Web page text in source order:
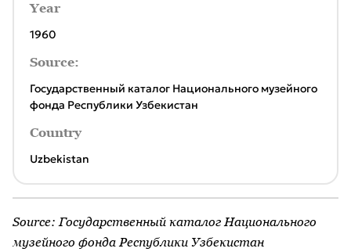
Year
1960
Source:
Государственный каталог Национального музейного
фонда Республики Узбекистан
Country
Uzbekistan
Source: Государственный каталог Национального
музейного фонда Республики Узбекистан